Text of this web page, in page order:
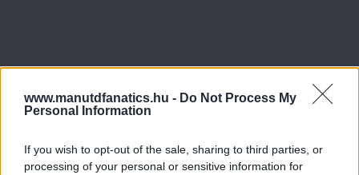
www.manutdfanatics.hu - Do Not Process My
Personal Information
If you wish to opt-out of the sale, sharing to third parties, or
processing of your personal or sensitive information for